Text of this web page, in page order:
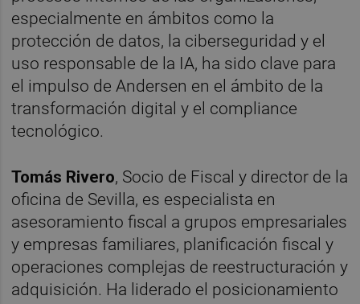
especialmente en ámbitos como la
protección de datos, la ciberseguridad y el
uso responsable de la IA, ha sido clave para
el impulso de Andersen en el ámbito de la
transformación digital y el compliance
tecnológico.
Tomás Rivero, Socio de Fiscal y director de la
oficina de Sevilla, es especialista en
asesoramiento fiscal a grupos empresariales
y empresas familiares, planificación fiscal y
operaciones complejas de reestructuración y
adquisición. Ha liderado el posicionamiento